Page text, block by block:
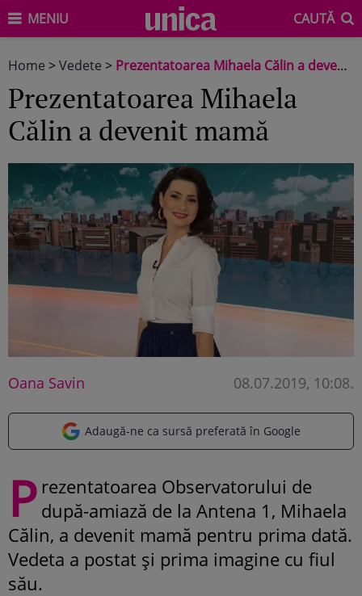
MENIU CAUTĂ
Home >Vedete > Prezentatoarea Mihaela Călin a devenit mamă
Prezentatoarea Mihaela
Călin a devenit mamă
Oana Savin 08.07.2019, 10:08.
Adaugă-ne ca sursă preferată în Google
P rezentatoarea Observatorului de
după-amiază de la Antena 1, Mihaela
Călin, a devenit mamă pentru prima dată.
Vedeta a postat și prima imagine cu fiul
său.